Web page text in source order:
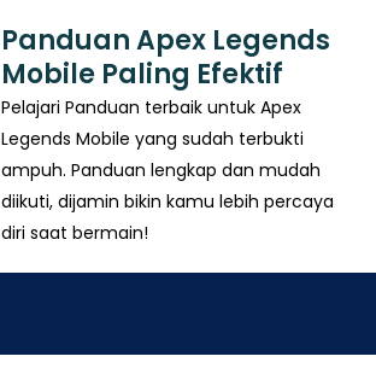
Panduan Apex Legends
Mobile Paling Efektif
Pelajari Panduan terbaik untuk Apex
Legends Mobile yang sudah terbukti
ampuh. Panduan lengkap dan mudah
diikuti, dijamin bikin kamu lebih percaya
diri saat bermain!